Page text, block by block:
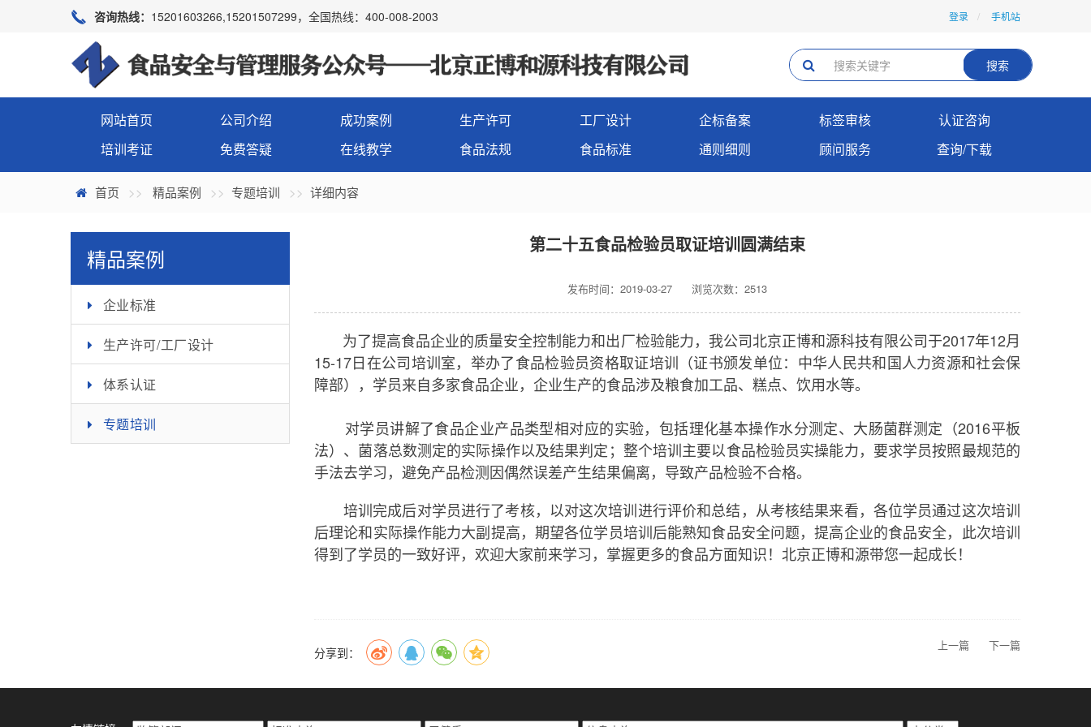
咨询热线： 15201603266,15201507299，全国热线：400-008-2003 登录 手机站
搜索
网站首页 公司介绍 成功案例 生产许可 工厂设计 企标备案 标签审核
认证咨询
培训考证
免费答疑 在线教学 食品法规 食品标准 通则细则 顾问服务 查询/下载
首页 精品案例 专题培训 详细内容
精品案例
企业标准
生产许可/工厂设计
体系认证
专题培训
第二十五食品检验员取证培训圆满结束
发布时间：2019-03-27 浏览次数：2513
为了提高食品企业的质量安全控制能力和出厂检验能力，我公司北京正博和源科技有限公司于2017年12月
15-17日在公司培训室，举办了食品检验员资格取证培训（证书颁发单位：中华人民共和国人力资源和社会保
障部），学员来自多家食品企业，企业生产的食品涉及粮食加工品、糕点、饮用水等。
对学员讲解了食品企业产品类型相对应的实验，包括理化基本操作水分测定、大肠菌群测定（2016平板
法）、菌落总数测定的实际操作以及结果判定；整个培训主要以食品检验员实操能力，要求学员按照最规范的
手法去学习，避免产品检测因偶然误差产生结果偏离，导致产品检验不合格。
培训完成后对学员进行了考核，以对这次培训进行评价和总结，从考核结果来看，各位学员通过这次培训
后理论和实际操作能力大副提高，期望各位学员培训后能熟知食品安全问题，提高企业的食品安全，此次培训
得到了学员的一致好评，欢迎大家前来学习，掌握更多的食品方面知识！北京正博和源带您一起成长！
分享到： 上一篇 下一篇